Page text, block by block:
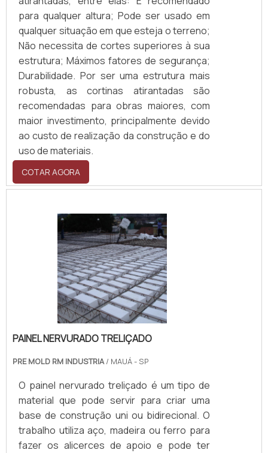
para qualquer altura; Pode ser usado em
qualquer situação em que esteja o terreno;
Não necessita de cortes superiores à sua
estrutura; Máximos fatores de segurança;
Durabilidade. Por ser uma estrutura mais
robusta, as cortinas atirantadas são
recomendadas para obras maiores, com
maior investimento, principalmente devido
ao custo de realização da construção e do
uso de materiais.
COTAR AGORA
PAINEL NERVURADO TRELIÇADO
PRE MOLD RM INDUSTRIA/ MAUÁ - SP
O painel nervurado treliçado é um tipo de
material que pode servir para criar uma
base de construção uni ou bidirecional. O
trabalho utiliza aço, madeira ou ferro para
fazer os alicerces de apoio e pode ter